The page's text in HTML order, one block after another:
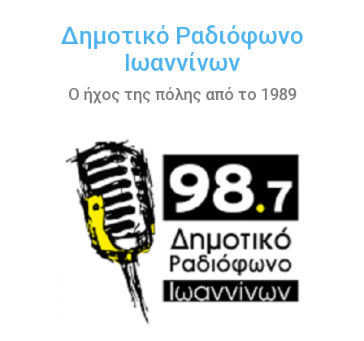
περιεχόμενοΔημοτικό Ραδιόφωνο
Ιωαννίνων
Ο ήχος της πόλης από το 1989